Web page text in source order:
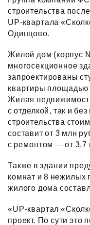
строительства
UP‑квартала
Одинцово.
Жилой дом (корпус
многосекционное
запроектированы
квартиры площадью
Жилая
с отделкой, так и
строительства
составит от 3 млн
с ремонтом — от 3,7
Также в здании
комнат и 8
жилого дома
«UP‑квартал
проект. По сути это